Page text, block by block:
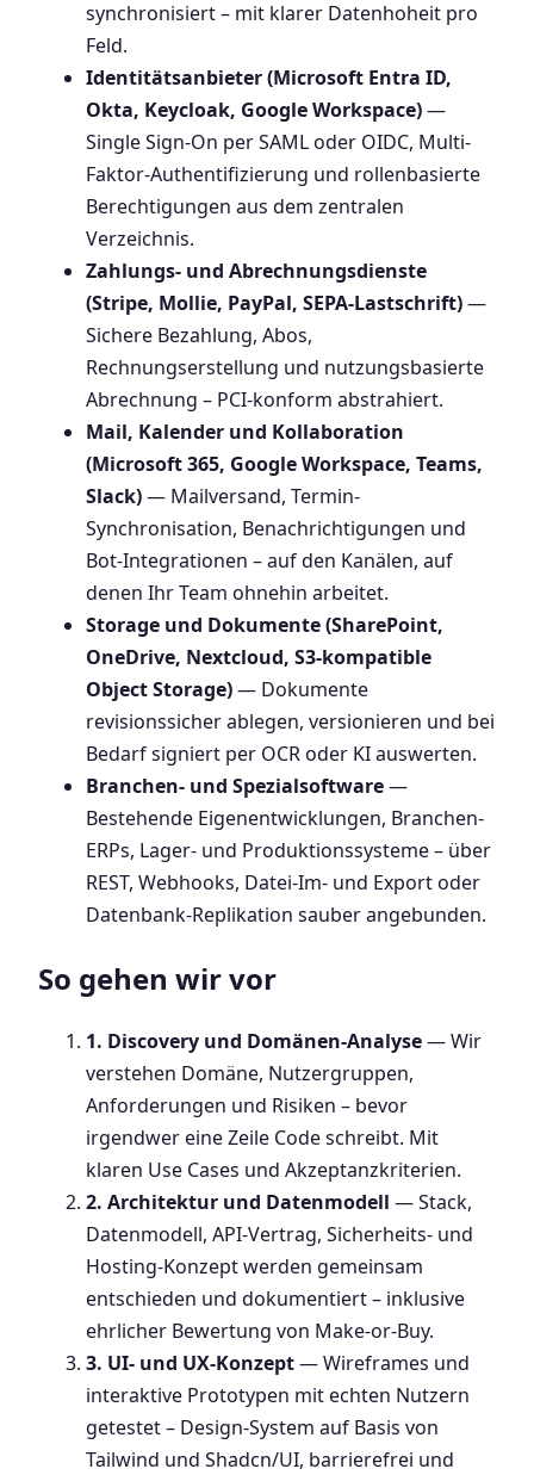
synchronisiert – mit klarer Datenhoheit pro
Feld.
Identitätsanbieter (Microsoft Entra ID,
Okta, Keycloak, Google Workspace)—
Single Sign-On per SAML oder OIDC, Multi-
Faktor-Authentifizierung und rollenbasierte
Berechtigungen aus dem zentralen
Verzeichnis.
Zahlungs- und Abrechnungsdienste
(Stripe, Mollie, PayPal, SEPA-Lastschrift)—
Sichere Bezahlung, Abos,
Rechnungserstellung und nutzungsbasierte
Abrechnung – PCI-konform abstrahiert.
Mail, Kalender und Kollaboration
(Microsoft 365, Google Workspace, Teams,
Slack)— Mailversand, Termin-
Synchronisation, Benachrichtigungen und
Bot-Integrationen – auf den Kanälen, auf
denen Ihr Team ohnehin arbeitet.
Storage und Dokumente (SharePoint,
OneDrive, Nextcloud, S3-kompatible
Object Storage)— Dokumente
revisionssicher ablegen, versionieren und bei
Bedarf signiert per OCR oder KI auswerten.
Branchen- und Spezialsoftware—
Bestehende Eigenentwicklungen, Branchen-
ERPs, Lager- und Produktionssysteme – über
REST, Webhooks, Datei-Im- und Export oder
Datenbank-Replikation sauber angebunden.
So gehen wir vor
1. Discovery und Domänen-Analyse— Wir
verstehen Domäne, Nutzergruppen,
Anforderungen und Risiken – bevor
irgendwer eine Zeile Code schreibt. Mit
klaren Use Cases und Akzeptanzkriterien.
2. Architektur und Datenmodell — Stack,
Datenmodell, API-Vertrag, Sicherheits- und
Hosting-Konzept werden gemeinsam
entschieden und dokumentiert – inklusive
ehrlicher Bewertung von Make-or-Buy.
3. UI- und UX-Konzept— Wireframes und
interaktive Prototypen mit echten Nutzern
getestet – Design-System auf Basis von
Tailwind und Shadcn/UI, barrierefrei und